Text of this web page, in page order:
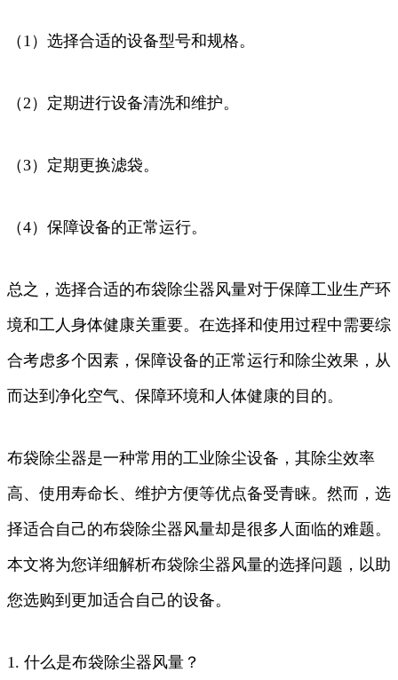
（1）选择合适的设备型号和规格。
（2）定期进行设备清洗和维护。
（3）定期更换滤袋。
（4）保障设备的正常运行。
总之，选择合适的布袋除尘器风量对于保障工业生产环
境和工人身体健康关重要。在选择和使用过程中需要综
合考虑多个因素，保障设备的正常运行和除尘效果，从
而达到净化空气、保障环境和人体健康的目的。
布袋除尘器是一种常用的工业除尘设备，其除尘效率
高、使用寿命长、维护方便等优点备受青睐。然而，选
择适合自己的布袋除尘器风量却是很多人面临的难题。
本文将为您详细解析布袋除尘器风量的选择问题，以助
您选购到更加适合自己的设备。
1. 什么是布袋除尘器风量？